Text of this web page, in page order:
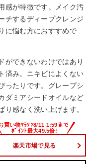
感が特徴です。メイク汚
チするディープクレンジ
に悩む方におすすめで
ができないわけではあり
済み。ニキビによくない
ったりです。グレープシ
ダミアシードオイルなど
感なく洗い上げます。
楽天市場で見る